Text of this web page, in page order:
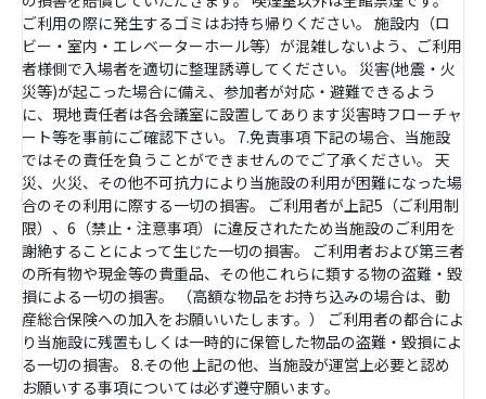
ご利用の際に発生するゴミはお持ち帰りください。 施設内（ロ
ビー・室内・エレベーターホール等）が混雑しないよう、ご利用
者様側で入場者を適切に整理誘導してください。 災害(地震・火
災等)が起こった場合に備え、参加者が対応・避難できるよう
に、現地責任者は各会議室に設置してあります災害時フローチャ
ート等を事前にご確認下さい。 7.免責事項 下記の場合、当施設
ではその責任を負うことができませんのでご了承ください。 天
災、火災、その他不可抗力により当施設の利用が困難になった場
合のその利用に際する一切の損害。 ご利用者が上記5（ご利用制
限）、6（禁止・注意事項）に違反されたため当施設のご利用を
謝絶することによって生じた一切の損害。 ご利用者および第三者
の所有物や現金等の貴重品、その他これらに類する物の盗難・毀
損による一切の損害。 （高額な物品をお持ち込みの場合は、動
産総合保険への加入をお願いいたします。） ご利用者の都合によ
り当施設に残置もしくは一時的に保管した物品の盗難・毀損によ
る一切の損害。 8.その他 上記の他、当施設が運営上必要と認め
お願いする事項については必ず遵守願います。